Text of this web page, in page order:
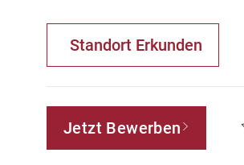
Standort Erkunden
Jetzt Bewerben